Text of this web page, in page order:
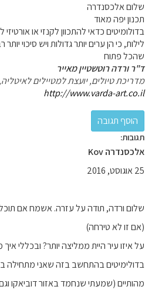
שלום אלכסנדרה
תכנון יפה מאוד
בדולומיטים כדאי להתכוון לקנזי או אורטיזי
לילות, כי הן ערים יותר גדולות ויש סיכוי יותר
שהכל פתוח
ד"ר ורדה רוטשטיין מאייר
מדריכת טיולים, יועצת למטיילים
http://www.varda-art.co.il
תגובות:
אלכסנדרה Kov
25 אוגוסט, 2016
שלום ורדה, תודה על עזרה. אשמח אם
(אם זו לא טירחה)
על איזו עיר היית ממליצה יותר? ובכללי
בדולימיטים בהתחשב בזה שאני מתחילה
מהותיים (שמעתי שנחמד באזור דוביאקו